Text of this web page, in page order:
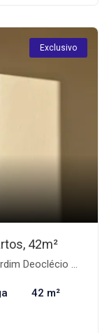
Exclusivo
42m²
II, Dourados-MS
42 m²